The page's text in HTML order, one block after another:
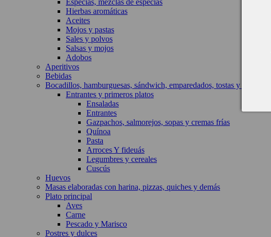
Especias, mezclas de especias
Hierbas aromáticas
Aceites
Mojos y pastas
Sales y polvos
Salsas y mojos
Adobos
Aperitivos
Bebidas
Bocadillos, hamburguesas, sándwich, emparedados, tostas y demás
Entrantes y primeros platos
Ensaladas
Entrantes
Gazpachos, salmorejos, sopas y cremas frías
Quínoa
Pasta
Arroces Y fideuás
Legumbres y cereales
Cuscús
Huevos
Masas elaboradas con harina, pizzas, quiches y demás
Plato principal
Aves
Carne
Pescado y Marisco
Postres y dulces